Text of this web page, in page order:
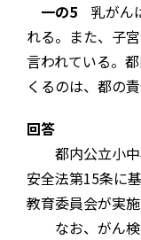
一の5 乳がん
れる。また、子
言われている。
くるのは、都の
回答
都内公立小中
安全法第15条に
教育委員会が実施
なお、がん検